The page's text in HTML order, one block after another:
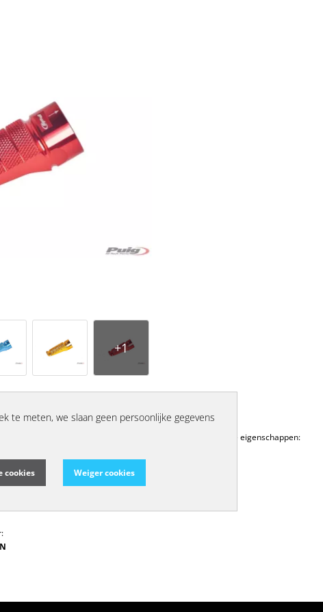
een ergonomisch design en beschikken over de volgende eigenschappen:
te meten, we slaan geen persoonlijke gegevens
cookies Weiger cookies